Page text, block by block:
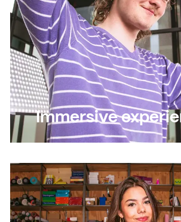
Immersive
Lees meer
Lees meer